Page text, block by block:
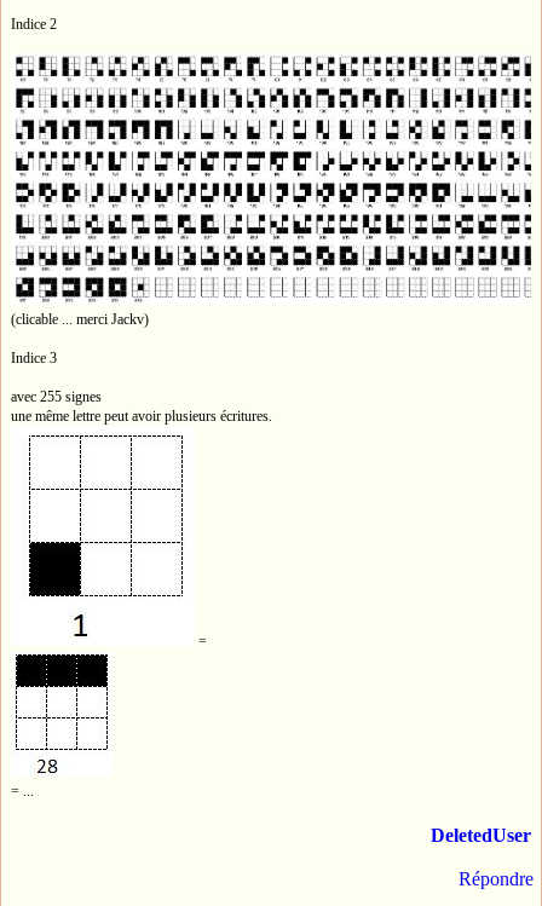
Indice 2
(clicable ... merci Jackv)
Indice 3
avec 255 signes
une même lettre peut avoir plusieurs écritures.
=
= ...
DeletedUser
Répondre